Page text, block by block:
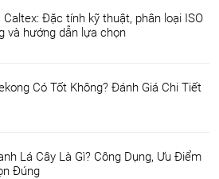
Đặc tính kỹ thuật, phân loại ISO
và hướng dẫn lựa chọn
Có Tốt Không? Đánh Giá Chi Tiết
Lá Cây Là Gì? Công Dụng, Ưu Điểm
Đúng